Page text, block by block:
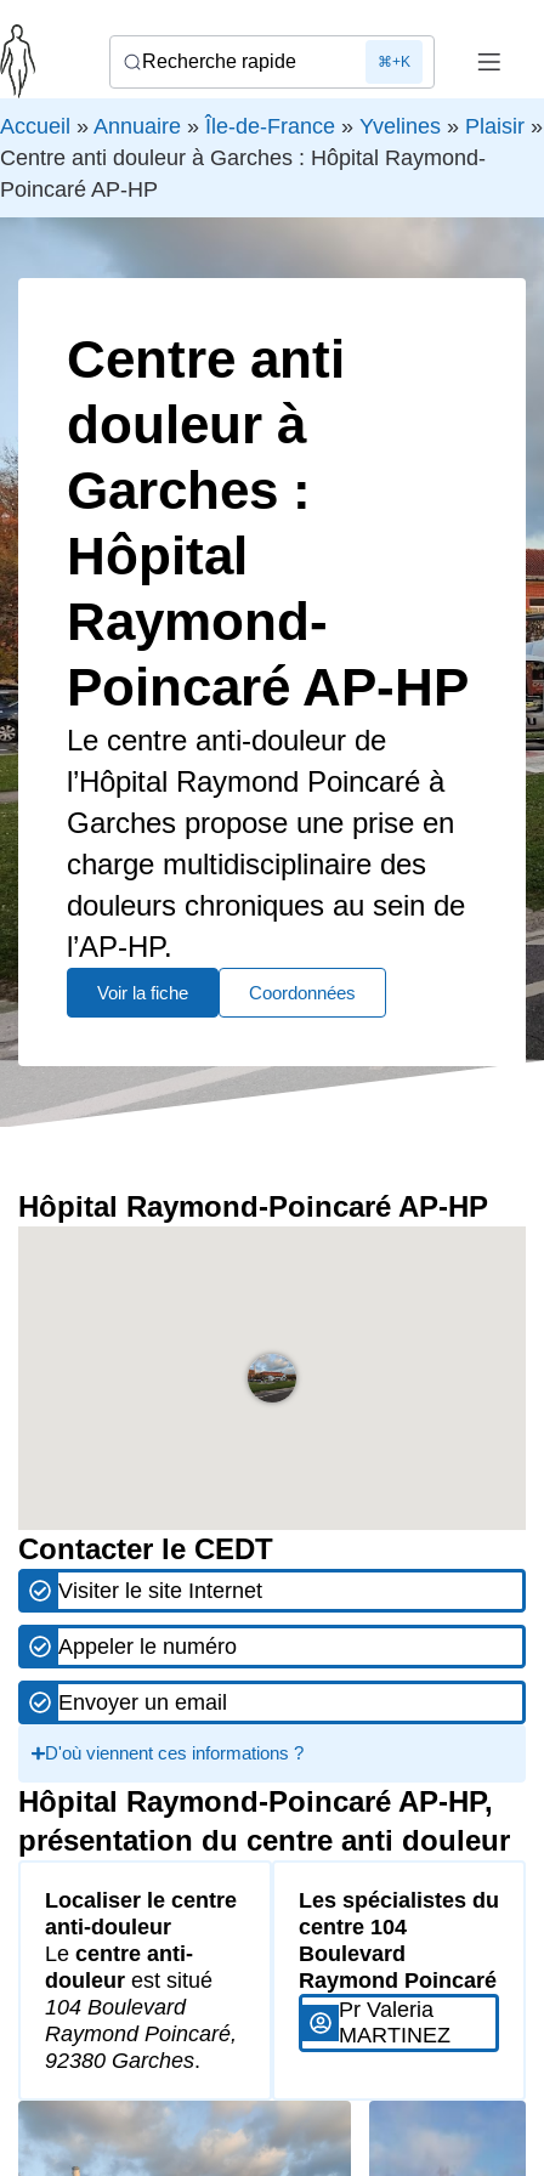
Recherche rapide ⌘+K
Accueil » Annuaire » Île-de-France » Yvelines » Plaisir »
Centre anti douleur à Garches : Hôpital Raymond-
Poincaré AP-HP
Centre anti
douleur à
Garches :
Hôpital
Raymond-
Poincaré AP-HP
Le centre anti-douleur de
l’Hôpital Raymond Poincaré à
Garches propose une prise en
charge multidisciplinaire des
douleurs chroniques au sein de
l’AP-HP.
Voir la fiche Coordonnées
Hôpital Raymond-Poincaré AP-HP,
présentation du centre anti douleur
Localiser le centre
anti-douleur
Le centre anti-
douleur est situé
104 Boulevard
Raymond Poincaré,
92380 Garches.
Les spécialistes du
centre 104
Boulevard
Raymond Poincaré
Pr Valeria
MARTINEZ
Hôpital Raymond-Poincaré AP-HP
Contacter le CEDT
Visiter le site Internet
Appeler le numéro
Envoyer un email
D'où viennent ces informations ?